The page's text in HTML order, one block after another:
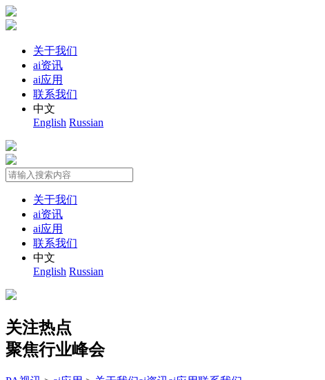
关于我们
ai资讯
ai应用
联系我们
中文
English Russian
关于我们
ai资讯
ai应用
联系我们
中文
English Russian
关注热点
聚焦行业峰会